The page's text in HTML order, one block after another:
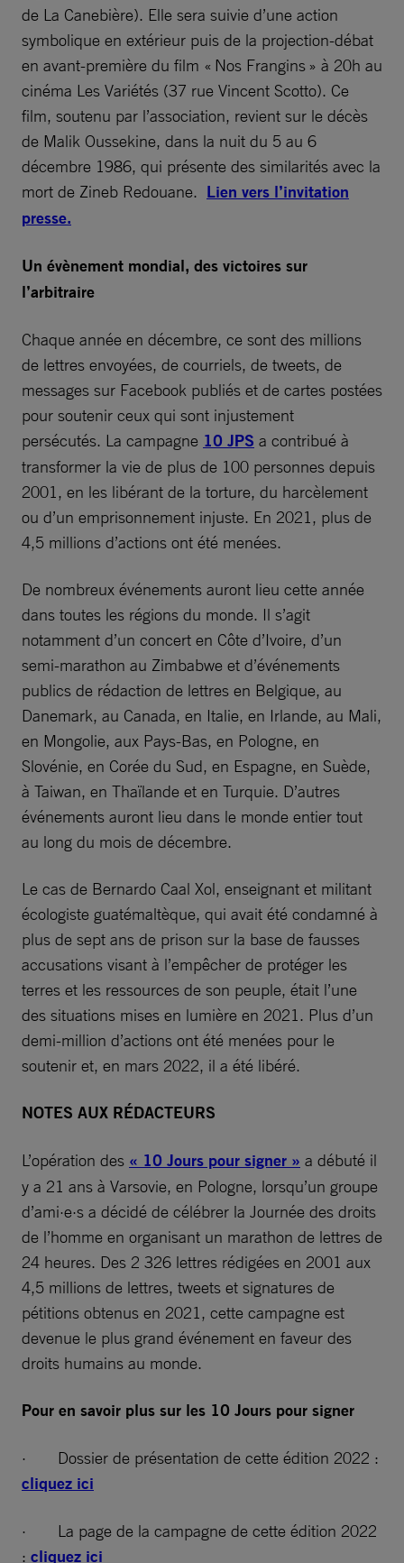
de La Canebière). Elle sera suivie d’une action
symbolique en extérieur puis de la projection-débat
en avant-première du film « Nos Frangins » à 20h au
cinéma Les Variétés (37 rue Vincent Scotto). Ce
film, soutenu par l’association, revient sur le décès
de Malik Oussekine, dans la nuit du 5 au 6
décembre 1986, qui présente des similarités avec la
mort de Zineb Redouane. Lien vers l’invitation
presse.
Un évènement mondial, des victoires sur
l’arbitraire
Chaque année en décembre, ce sont des millions
de lettres envoyées, de courriels, de tweets, de
messages sur Facebook publiés et de cartes postées
pour soutenir ceux qui sont injustement
persécutés. La campagne 10 JPS a contribué à
transformer la vie de plus de 100 personnes depuis
2001, en les libérant de la torture, du harcèlement
ou d’un emprisonnement injuste. En 2021, plus de
4,5 millions d’actions ont été menées.
De nombreux événements auront lieu cette année
dans toutes les régions du monde. Il s’agit
notamment d’un concert en Côte d’Ivoire, d’un
semi-marathon au Zimbabwe et d’événements
publics de rédaction de lettres en Belgique, au
Danemark, au Canada, en Italie, en Irlande, au Mali,
en Mongolie, aux Pays-Bas, en Pologne, en
Slovénie, en Corée du Sud, en Espagne, en Suède,
à Taiwan, en Thaïlande et en Turquie. D’autres
événements auront lieu dans le monde entier tout
au long du mois de décembre.
Le cas de Bernardo Caal Xol, enseignant et militant
écologiste guatémaltèque, qui avait été condamné à
plus de sept ans de prison sur la base de fausses
accusations visant à l’empêcher de protéger les
terres et les ressources de son peuple, était l’une
des situations mises en lumière en 2021. Plus d’un
demi-million d’actions ont été menées pour le
soutenir et, en mars 2022, il a été libéré.
NOTES AUX RÉDACTEURS
L’opération des « 10 Jours pour signer » a débuté il
y a 21 ans à Varsovie, en Pologne, lorsqu’un groupe
d’ami·e·s a décidé de célébrer la Journée des droits
de l’homme en organisant un marathon de lettres de
24 heures. Des 2 326 lettres rédigées en 2001 aux
4,5 millions de lettres, tweets et signatures de
pétitions obtenus en 2021, cette campagne est
devenue le plus grand événement en faveur des
droits humains au monde.
Pour en savoir plus sur les 10 Jours pour signer
· Dossier de présentation de cette édition 2022 :
cliquez ici
· La page de la campagne de cette édition 2022
: cliquez ici